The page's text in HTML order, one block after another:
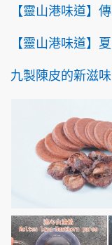
【靈山港味道】
【靈山港味道】
九製陳皮的新滋